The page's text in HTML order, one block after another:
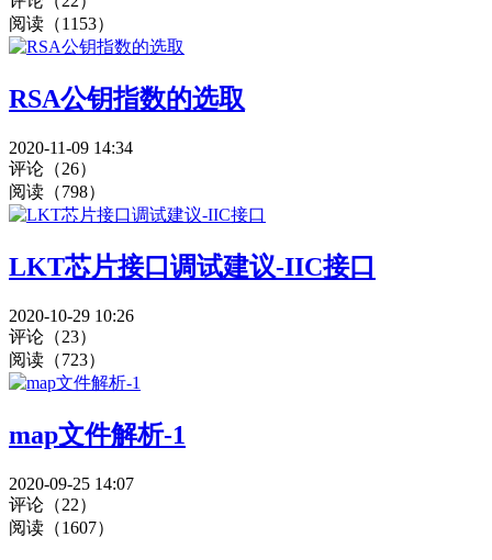
阅读（1153）
RSA公钥指数的选取
2020-11-09 14:34
评论（26）
阅读（798）
LKT芯片接口调试建议-IIC接口
2020-10-29 10:26
评论（23）
阅读（723）
map文件解析-1
2020-09-25 14:07
评论（22）
阅读（1607）